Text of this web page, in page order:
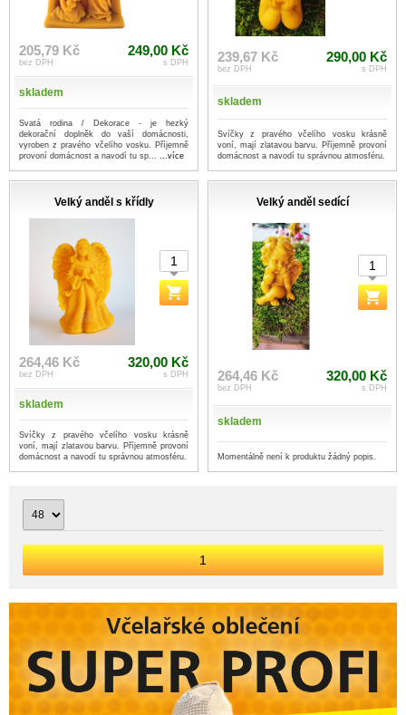
205,79 Kč
bez DPH
249,00 Kč
s DPH
skladem
Svatá rodina / Dekorace - je hezký
dekorační doplněk do vaší domácnosti,
vyroben z pravého včelího vosku. Příjemně
provoní domácnost a navodí tu sp... ...více
239,67 Kč
bez DPH
290,00 Kč
s DPH
skladem
Svíčky z pravého včelího vosku krásně
voní, mají zlatavou barvu. Příjemně provoní
domácnost a navodí tu správnou atmosféru.
Velký anděl s křídly
264,46 Kč
bez DPH
320,00 Kč
s DPH
skladem
Svíčky z pravého včelího vosku krásně
voní, mají zlatavou barvu. Příjemně provoní
domácnost a navodí tu správnou atmosféru.
Velký anděl sedící
264,46 Kč
bez DPH
320,00 Kč
s DPH
skladem
Momentálně není k produktu žádný popis.
1